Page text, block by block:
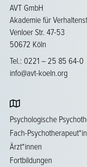
AVT GmbH
Akademie für
Venloer Str. 47-53
50672 Köln
Tel.: 0221 – 25 85 64-0
info@avt-koeln.org
Psychologische
Fach-
Ärzt*innen
Fortbildungen